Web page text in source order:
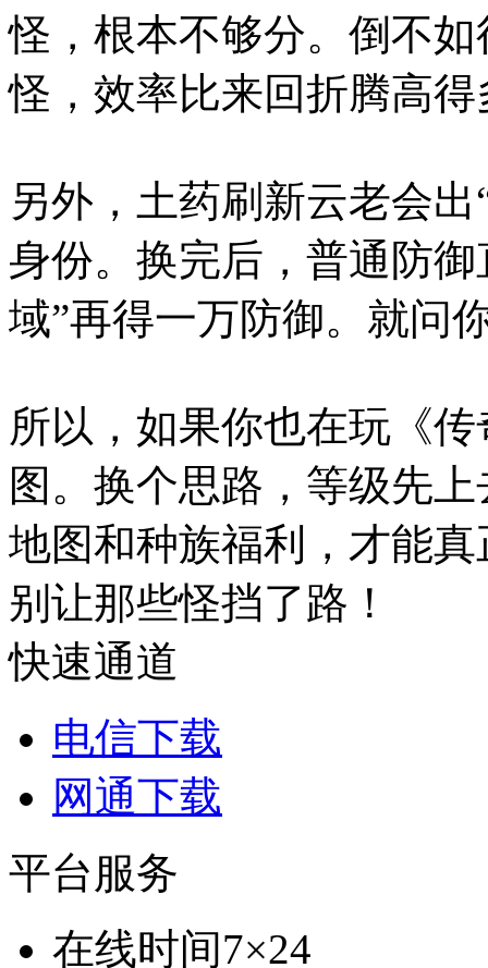
怪，根本不够分。倒不
怪，效率比来回折腾高得
另外，土药刷新云老会
身份。换完后，普通防
域”再得一万防御。就问
所以，如果你也在玩《
图。换个思路，等级先
地图和种族福利，才能
别让那些怪挡了路！
快速通道
电信下载
网通下载
平台服务
在线时间7×24